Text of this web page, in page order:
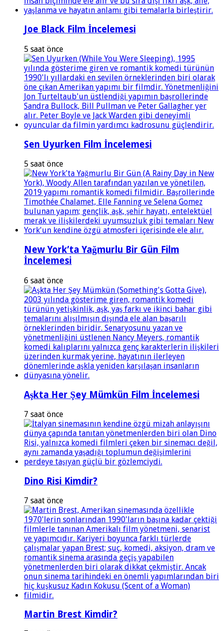
Joe Black Film İncelemesi
5 saat önce
Sen Uyurken Film İncelemesi
5 saat önce
New York’ta Yağmurlu Bir Gün Film
İncelemesi
6 saat önce
Aşkta Her Şey Mümkün Film İncelemesi
7 saat önce
Dino Risi Kimdir?
7 saat önce
Martin Brest Kimdir?